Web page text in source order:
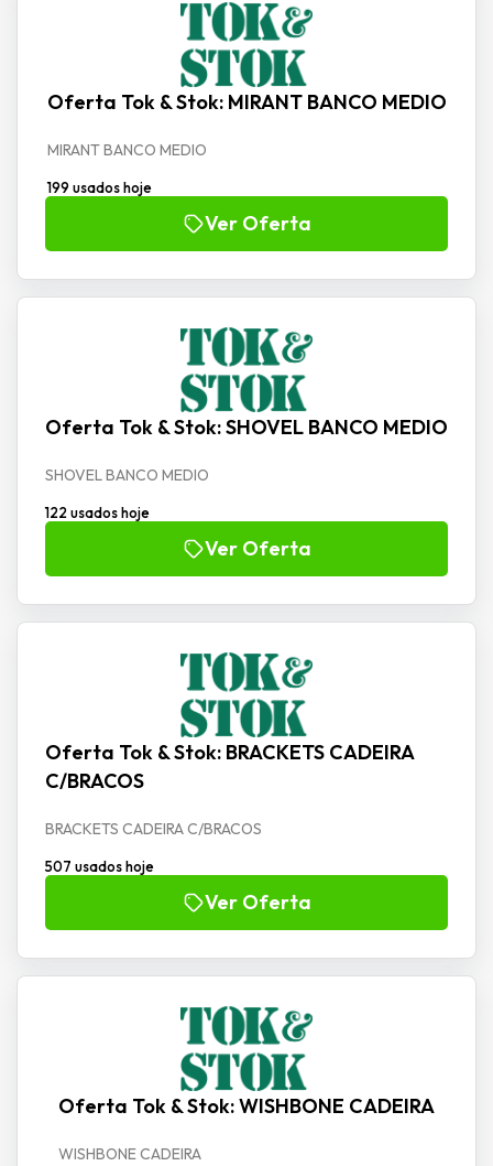
Oferta Tok & Stok: MIRANT BANCO MEDIO
MIRANT BANCO MEDIO
199 usados hoje
Ver Oferta
Oferta Tok & Stok: SHOVEL BANCO MEDIO
SHOVEL BANCO MEDIO
122 usados hoje
Ver Oferta
Oferta Tok & Stok: BRACKETS CADEIRA
C/BRACOS
BRACKETS CADEIRA C/BRACOS
507 usados hoje
Ver Oferta
Oferta Tok & Stok: WISHBONE CADEIRA
WISHBONE CADEIRA